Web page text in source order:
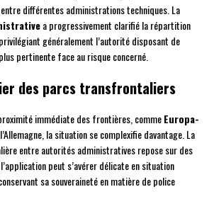
différentes administrations techniques. La
a progressivement clarifié la répartition
généralement l’autorité disposant de
pertinente face au risque concerné.
des parcs transfrontaliers
immédiate des frontières, commeEuropa-
la situation se complexifie davantage. La
entre autorités administratives repose sur des
peut s’avérer délicate en situation
sa souveraineté en matière de police